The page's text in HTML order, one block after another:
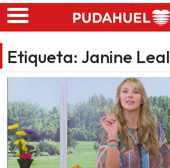
Skip to main content
Etiqueta: Janine Leal